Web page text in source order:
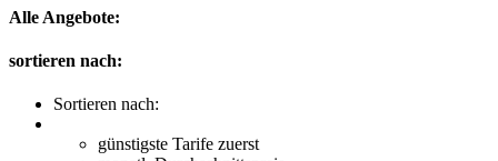
Alle Angebote:
sortieren nach:
Sortieren nach:
günstigste Tarife zuerst